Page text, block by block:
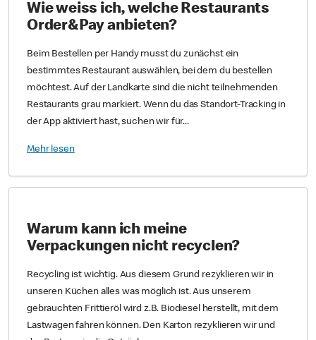
Wie weiss ich, welche Restaurants
Order&Pay anbieten?
Beim Bestellen per Handy musst du zunächst ein
bestimmtes Restaurant auswählen, bei dem du bestellen
möchtest. Auf der Landkarte sind die nicht teilnehmenden
Restaurants grau markiert. Wenn du das Standort-Tracking in
der App aktiviert hast, suchen wir für...
Mehr lesen
Warum kann ich meine
Verpackungen nicht recyclen?
Recycling ist wichtig. Aus diesem Grund rezyklieren wir in
unseren Küchen alles was möglich ist. Aus unserem
gebrauchten Frittieröl wird z.B. Biodiesel herstellt, mit dem
Lastwagen fahren können. Den Karton rezyklieren wir und